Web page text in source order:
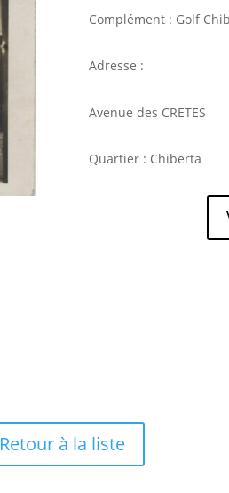
Complément : Golf
Adresse :
Avenue des CRETES
Quartier : Chiberta
Retour à la liste